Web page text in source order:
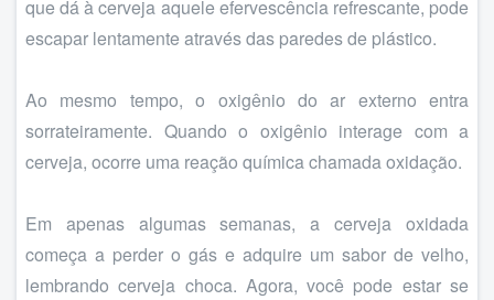
que dá à cerveja aquele efervescência refrescante, pode
escapar lentamente através das paredes de plástico.
Ao mesmo tempo, o oxigênio do ar externo entra
sorrateiramente. Quando o oxigênio interage com a
cerveja, ocorre uma reação química chamada oxidação.
Em apenas algumas semanas, a cerveja oxidada
começa a perder o gás e adquire um sabor de velho,
lembrando cerveja choca. Agora, você pode estar se